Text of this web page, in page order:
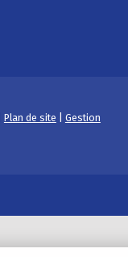
Plan de site
Gestion